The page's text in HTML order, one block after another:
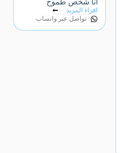
أنا شخص طموح
اقراء المزيد
تواصل عبر واتساب